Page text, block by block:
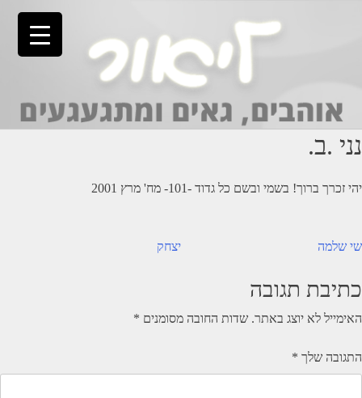
נני .ב.
יהי זכרך ברוך! בשמי ובשם כל גדוד -101- מח' מרץ 2001
ניווט יצחק שי שלמה
כתיבת תגובה
האימייל לא יוצג באתר. שדות החובה מסומנים *
התגובה שלך *